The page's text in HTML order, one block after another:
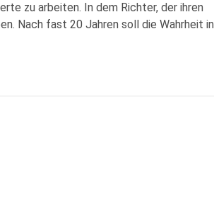
zu arbeiten. In dem Richter, der ihren
Nach fast 20 Jahren soll die Wahrheit in